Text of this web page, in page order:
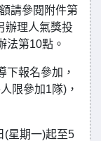
請參閱附件第
辦理人氣獎投
法第10點。
下報名參加，
限參加1隊)，
(星期一)起至5